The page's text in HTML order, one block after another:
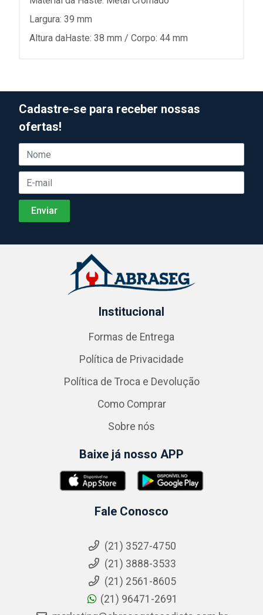
Largura: 39 mm
Altura daHaste: 38 mm / Corpo: 44 mm
Cadastre-se para receber nossas
ofertas!
Institucional
Formas de Entrega
Política de Privacidade
Política de Troca e Devolução
Como Comprar
Sobre nós
Baixe já nosso APP
Fale Conosco
(21) 3527-4750
(21) 3888-3533
(21) 2561-8605
(21) 96471-2691